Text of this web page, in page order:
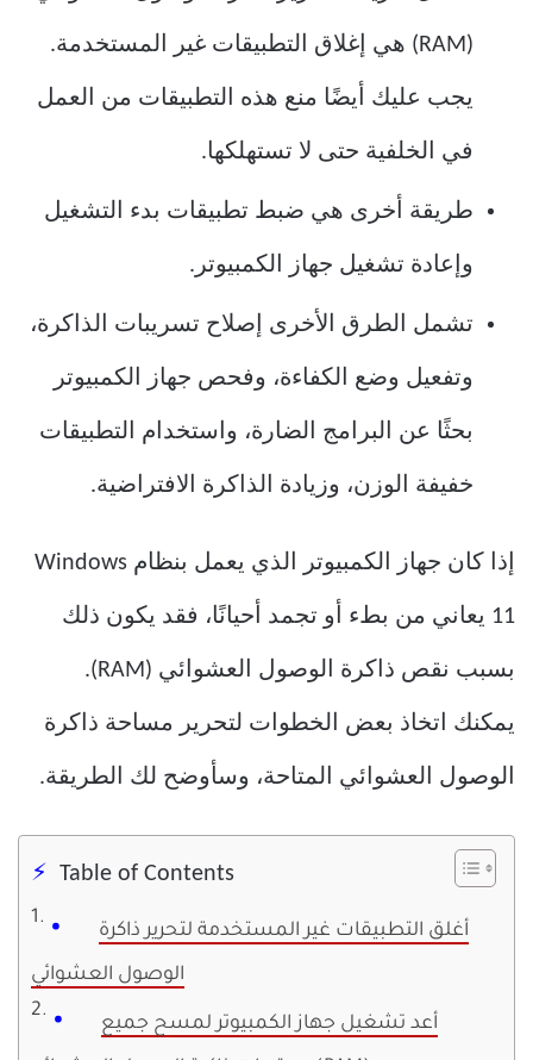
(RAM) هي إغلاق التطبيقات غير المستخدمة.
يجب عليك أيضًا منع هذه التطبيقات من العمل
في الخلفية حتى لا تستهلكها.
طريقة أخرى هي ضبط تطبيقات بدء التشغيل
وإعادة تشغيل جهاز الكمبيوتر.
تشمل الطرق الأخرى إصلاح تسريبات الذاكرة،
وتفعيل وضع الكفاءة، وفحص جهاز الكمبيوتر
بحثًا عن البرامج الضارة، واستخدام التطبيقات
خفيفة الوزن، وزيادة الذاكرة الافتراضية.
إذا كان جهاز الكمبيوتر الذي يعمل بنظام Windows
11 يعاني من بطء أو تجمد أحيانًا، فقد يكون ذلك
بسبب نقص ذاكرة الوصول العشوائي (RAM).
يمكنك اتخاذ بعض الخطوات لتحرير مساحة ذاكرة
الوصول العشوائي المتاحة، وسأوضح لك الطريقة.
Table of Contents
أغلق التطبيقات غير المستخدمة لتحرير ذاكرة
الوصول العشوائي
أعد تشغيل جهاز الكمبيوتر لمسح جميع